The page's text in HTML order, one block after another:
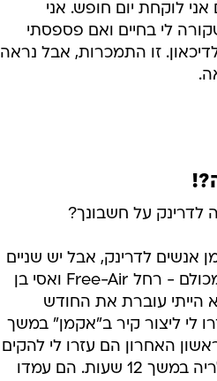
לוקחת יום חופש. אני
לי בחיים ואם פספסתי
זו התמכרות, אבל נראה
לדרינק על חשבונך?
אנשים לדרינק, אבל יש שניים
שמגיע להם יותר מכולם - רחל Free-Air ואסי בן
הייתי עוברת את החודש
לי ליצור קיר ב"אקמן" במשך
האחרון הם עזרו לי להקים
את התערוכה בגלריה במשך 12 שעות. הם עמדו